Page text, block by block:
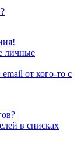
личные
от кого-то с
в списках